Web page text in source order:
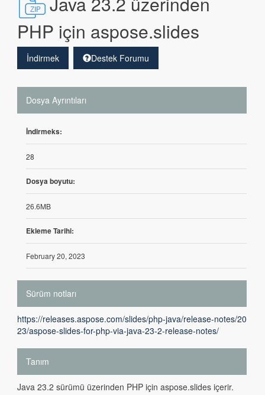
PHP için aspose.slides
İndirmek Destek Forumu
Dosya Ayrıntıları
İndirmeks:
28
Dosya boyutu:
26.6MB
Ekleme Tarihi:
February 20, 2023
Sürüm notları
https://releases.aspose.com/slides/php-java/release-notes/20
23/aspose-slides-for-php-via-java-23-2-release-notes/
Tanım
Java 23.2 sürümü üzerinden PHP için aspose.slides içerir.